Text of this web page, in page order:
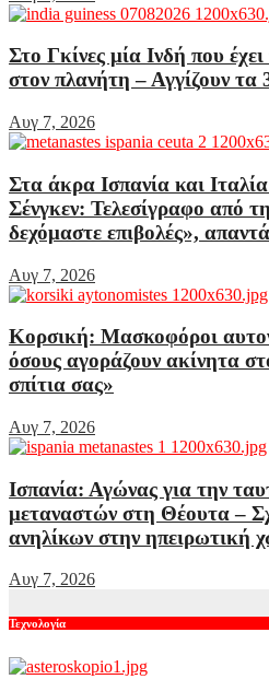
Στο Γκίνες μία Ινδή που
στον πλανήτη – Αγγίζουν τα
Αυγ 7, 2026
Στα άκρα Ισπανία και
Σένγκεν: Τελεσίγραφο από
δεχόμαστε επιβολές»,
Αυγ 7, 2026
Κορσική: Μασκοφόροι
όσους αγοράζουν ακίνητα
σπίτια σας»
Αυγ 7, 2026
Ισπανία: Αγώνας για την
μεταναστών στη Θέουτα –
ανηλίκων στην ηπειρωτική
Αυγ 7, 2026
Τεχνολογία